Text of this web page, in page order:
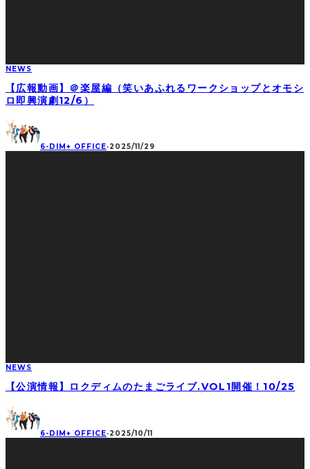
NEWS
【広報動画】＠楽屋編（笑いあふれるワークショップとオモシ
ロ即興演劇12/6）
6-DIM+ OFFICE·2025/11/29
NEWS
【公演情報】ロクディムのたまごライブ.VOL1開催！10/25
6-DIM+ OFFICE·2025/10/11